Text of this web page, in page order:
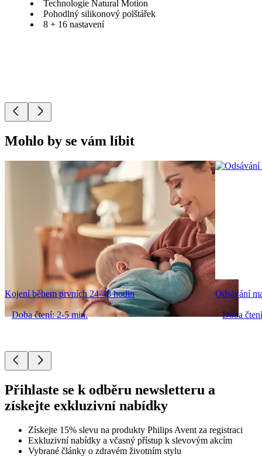
Technologie Natural Motion
Pohodlný silikonový polštářek
8 + 16 nastavení
Mohlo by se vám líbit
Kojení během prvních 24-48 hodin
Doba čtení: 2-5 min.
Odsávání
Doba
Přihlaste se k odběru newsletteru a
získejte exkluzivní nabídky
Získejte 15% slevu na produkty Philips Avent za registraci
Exkluzivní nabídky a včasný přístup k slevovým akcím
Vybrané články o zdravém životním stylu